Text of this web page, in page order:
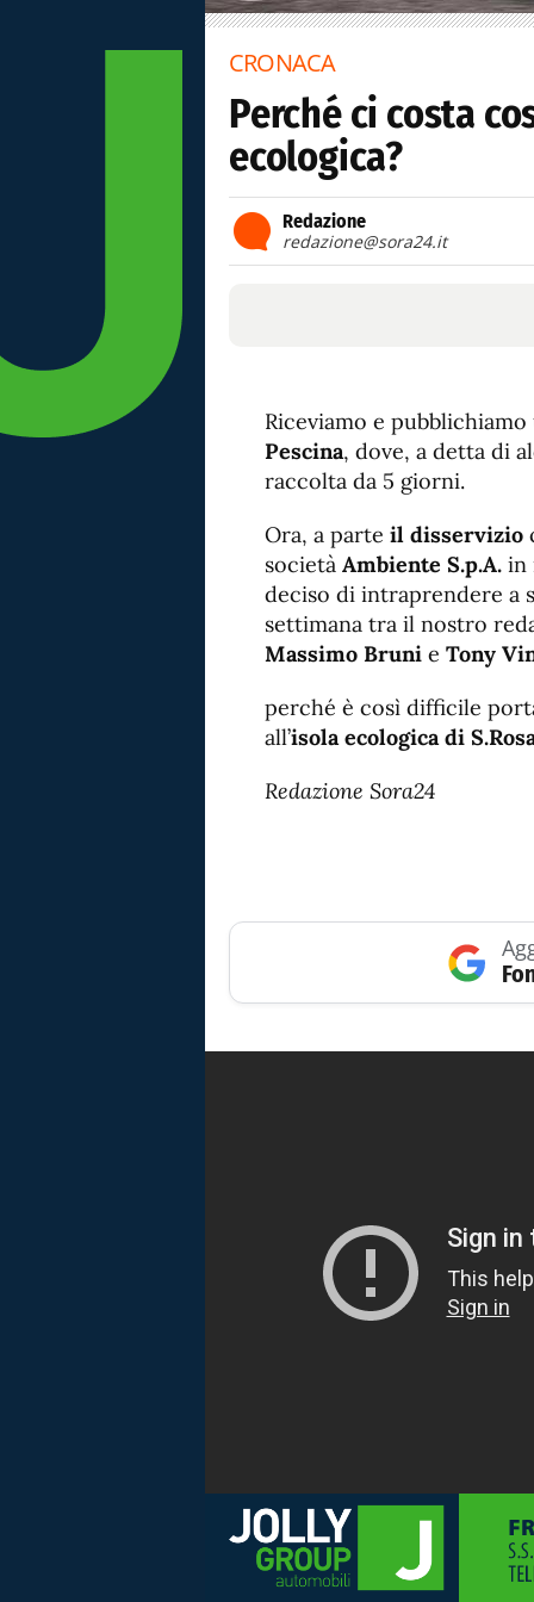
CRONACA
Perché ci costa
ecologica?
Redazione
redazione@sora24.it
Riceviamo e
Pescina, dove, a detta di
raccolta da 5 giorni.
Ora, a parte il disservizio
società Ambiente S.p.A. in
deciso di intraprendere a
settimana tra il nostro
Massimo Bruni e Tony
perché è così difficile
all’isola ecologica di
Redazione Sora24